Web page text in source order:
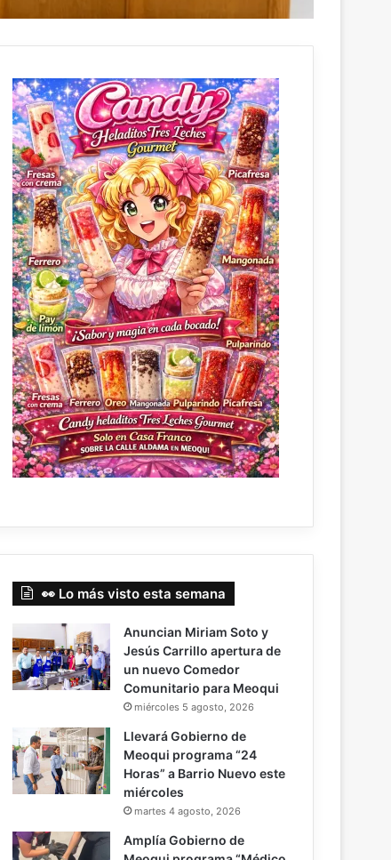
👀 Lo más visto esta semana
Anuncian Miriam Soto y
Jesús Carrillo apertura de
un nuevo Comedor
Comunitario para Meoqui
miércoles 5 agosto, 2026
Llevará Gobierno de
Meoqui programa “24
Horas” a Barrio Nuevo este
miércoles
martes 4 agosto, 2026
Amplía Gobierno de